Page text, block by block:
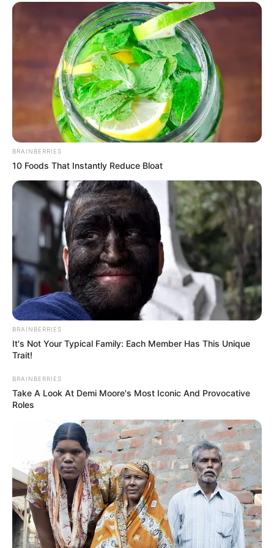
From Albinos To Polygamists: The World's Most
Unique Families
BRAINBERRIES
Busting Movie Myths! Common Clichés That Don't
Reflect Reality
BRAINBERRIES
10 Foods That Instantly Reduce Bloat
BRAINBERRIES
It's Not Your Typical Family: Each Member Has This Unique
Trait!
BRAINBERRIES
Take A Look At Demi Moore's Most Iconic And Provocative
Roles